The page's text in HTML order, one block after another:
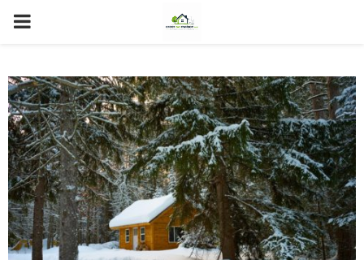
PRIMARY